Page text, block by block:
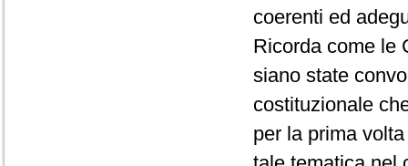
coerenti ed
Ricorda come le
siano state
costituzionale
per la prima